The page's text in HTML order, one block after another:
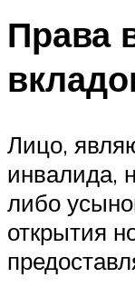
Права
Лицо,
инвалида,
либо
открытия